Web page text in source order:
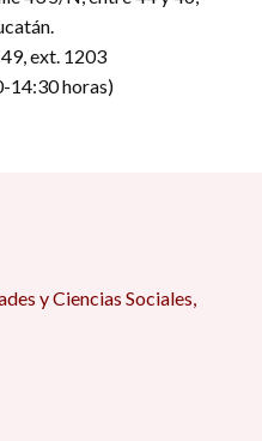
ext. 1203
14:30 horas)
y Ciencias Sociales,